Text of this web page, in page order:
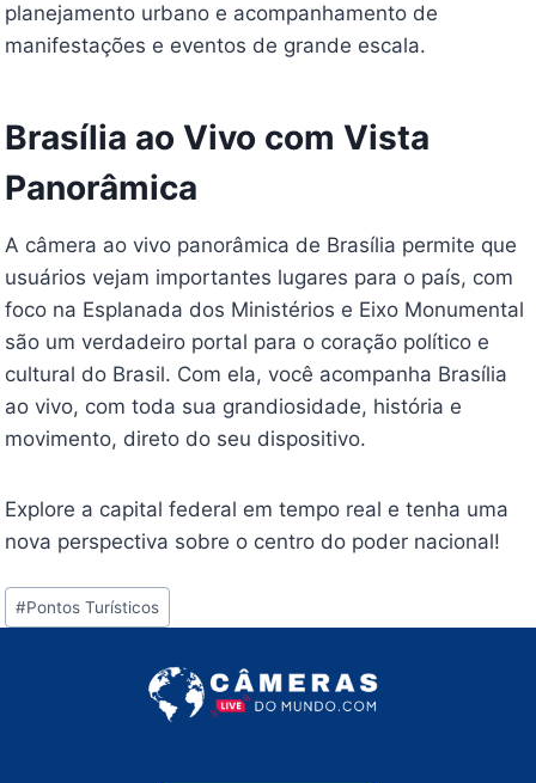
planejamento urbano e acompanhamento de
manifestações e eventos de grande escala.
Brasília ao Vivo com Vista
Panorâmica
A câmera ao vivo panorâmica de Brasília permite que
usuários vejam importantes lugares para o país, com
foco na Esplanada dos Ministérios e Eixo Monumental
são um verdadeiro portal para o coração político e
cultural do Brasil. Com ela, você acompanha Brasília
ao vivo, com toda sua grandiosidade, história e
movimento, direto do seu dispositivo.
Explore a capital federal em tempo real e tenha uma
nova perspectiva sobre o centro do poder nacional!
Tags
do
#Pontos Turísticos